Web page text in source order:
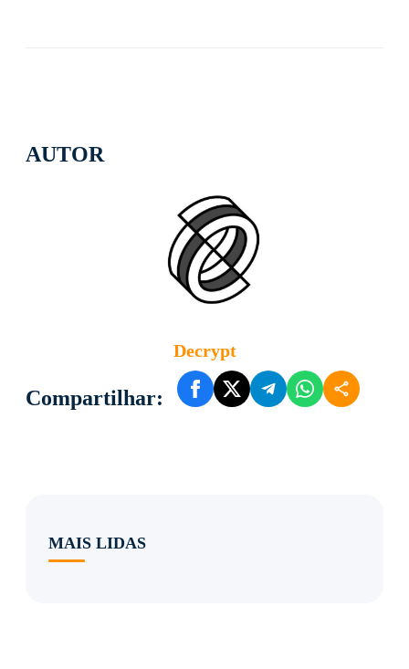
AUTOR
Decrypt
Compartilhar:
MAIS LIDAS